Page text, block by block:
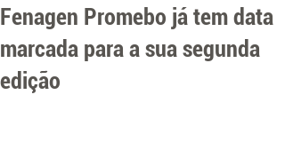
Fenagen Promebo já tem data
marcada para a sua segunda
edição